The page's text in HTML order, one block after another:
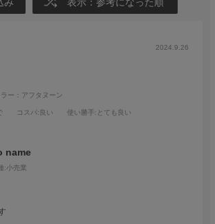
み 表示：参考になった順
2024.9.26
ラー：アフタヌーン
コスパ:良い 使い勝手 :とても良い
name
:小売業